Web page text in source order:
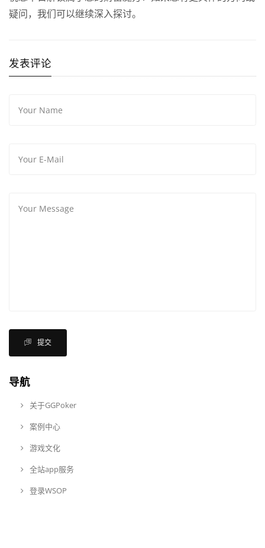
疑问，我们可以继续深入探讨。
发表评论
提交
导航
关于GGPoker
案例中心
游戏文化
全站app服务
登录WSOP